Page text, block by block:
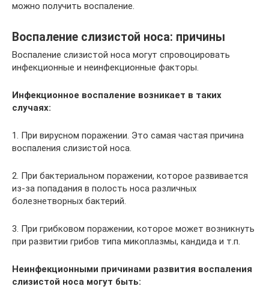
можно получить воспаление.
Воспаление слизистой носа: причины
Воспаление слизистой носа могут спровоцировать
инфекционные и неинфекционные факторы.
Инфекционное воспаление возникает в таких
случаях:
1. При вирусном поражении. Это самая частая причина
воспаления слизистой носа.
2. При бактериальном поражении, которое развивается
из-за попадания в полость носа различных
болезнетворных бактерий.
3. При грибковом поражении, которое может возникнуть
при развитии грибов типа микоплазмы, кандида и т.п.
Неинфекционными причинами развития воспаления
слизистой носа могут быть: